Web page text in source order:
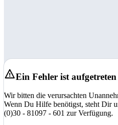
Ein Fehler ist
Wir bitten die verursachten
Wenn Du Hilfe benötigst, steht Dir
(0)30 - 81097 - 601 zur Verfügung.